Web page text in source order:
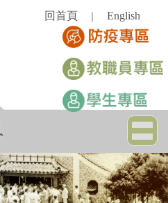
回首頁 English